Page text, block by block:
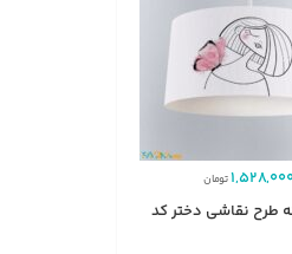
تومان
طرح نقاشی دختر کد